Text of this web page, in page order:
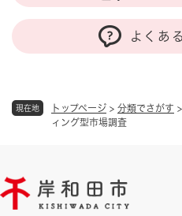
現在地 トップページ > 分類でさがす >
ィング型市場調査
よくあ